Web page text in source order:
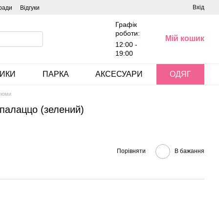
Відгуки Вхід
Графік
роботи:
12:00 -
19:00
Мій кошик
ПАРКА АКСЕСУАРИ ОДЯГ
(зелений)
Порівняти В бажання